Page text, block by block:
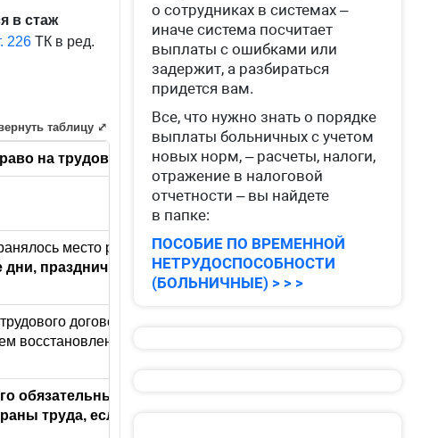
в стаж
226ТК в ред.
на трудовой отпуск: Не
Время
место работы (должность),в том
праздничные нерабочие дни и другие
Периоды
отстранения,
договора, переводе работника на
восстановлении работника на прежней
обязательный медицинский осмотр
труда, если это произошло не по
таблицу ⤢
о сотрудниках в системах –
иначе система посчитает
выплаты с ошибками или
задержит, а разбираться
придется вам.
Все, что нужно знать о порядке
выплаты больничных с учетом
новых норм, – расчеты, налоги,
отражение в налоговой
отчетности – вы найдете
в папке:
ПОСОБИЕ ПО ВРЕМЕННОЙ
НЕТРУДОСПОСОБНОСТИ
(БОЛЬНИЧНЫЕ) > > >